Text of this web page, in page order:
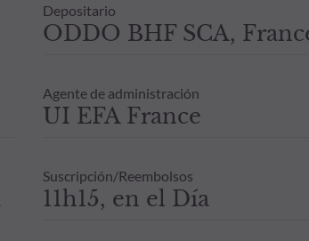
Depositario
ODDO BHF SCA,
Agente de administración
UI EFA France
Suscripción/Reembolsos
11h15, en el Día